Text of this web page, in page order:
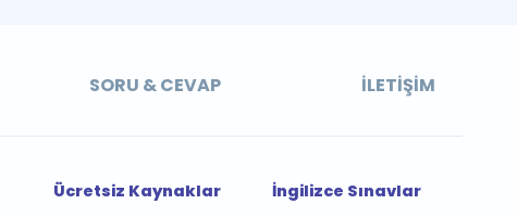
SORU & CEVAP İLETIŞIM
Ücretsiz Kaynaklar
İngilizce Sınavlar